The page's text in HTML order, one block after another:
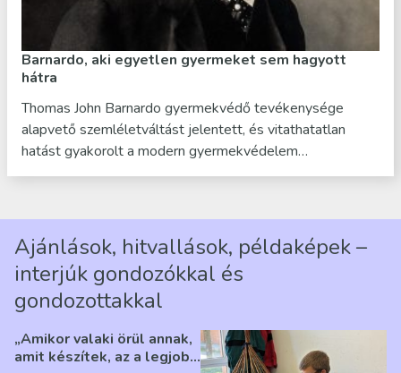
Barnardo, aki egyetlen gyermeket sem hagyott
hátra
Thomas John Barnardo gyermekvédő tevékenysége
alapvető szemléletváltást jelentett, és vitathatatlan
hatást gyakorolt a modern gyermekvédelem…
Ajánlások, hitvallások, példaképek –
interjúk gondozókkal és
gondozottakkal
„Amikor valaki örül annak,
amit készítek, az a legjobb